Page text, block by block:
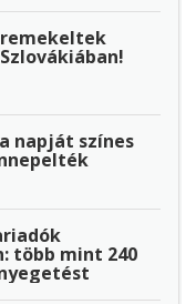
napját színes
több mint 240